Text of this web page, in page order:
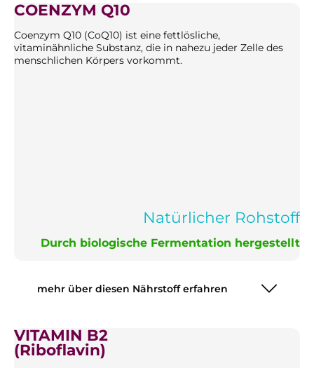
COENZYM Q10
Coenzym Q10 (CoQ10) ist eine fettlösliche,
vitaminähnliche Substanz, die in nahezu jeder Zelle des
menschlichen Körpers vorkommt.
Natürlicher Rohstoff
Durch biologische Fermentation hergestellt
mehr über diesen Nährstoff erfahren
VITAMIN B2
(Riboflavin)